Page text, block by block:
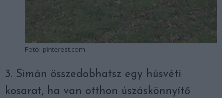
Fotó: pinterest.com
3. Simán összedobhatsz egy húsvéti
kosarat, ha van otthon úszáskönnyítő